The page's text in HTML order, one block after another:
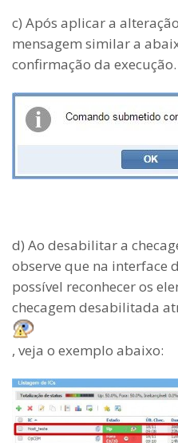
c) Após aplicar a
mensagem similar a
confirmação da execução.
d) Ao desabilitar a
observe que na interface
possível reconhecer os
checagem desabilitada
, veja o exemplo abaixo: